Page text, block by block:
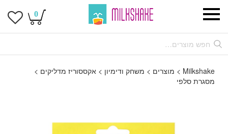
0
Milkshake
> מוצרים > משחק ודימיון >אקססוריז מדליקים >
מסגרת סלפי